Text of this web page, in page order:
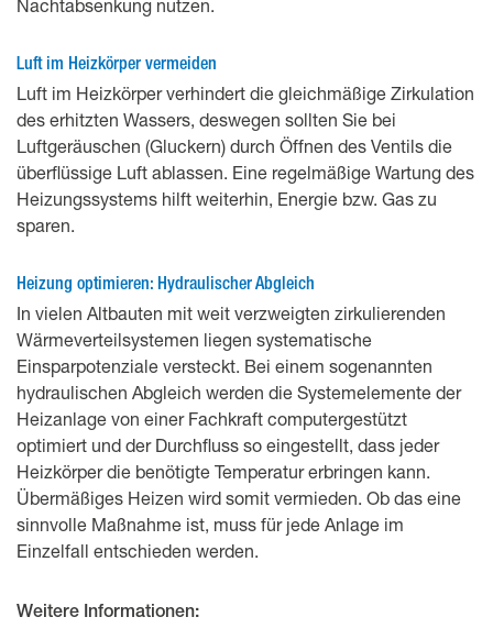
Nachtabsenkung nutzen.
Luft im Heizkörper vermeiden
Luft im Heizkörper verhindert die gleichmäßige Zirkulation
des erhitzten Wassers, deswegen sollten Sie bei
Luftgeräuschen (Gluckern) durch Öffnen des Ventils die
überflüssige Luft ablassen. Eine regelmäßige Wartung des
Heizungssystems hilft weiterhin, Energie bzw. Gas zu
sparen.
Heizung optimieren: Hydraulischer Abgleich
In vielen Altbauten mit weit verzweigten zirkulierenden
Wärmeverteilsystemen liegen systematische
Einsparpotenziale versteckt. Bei einem sogenannten
hydraulischen Abgleich werden die Systemelemente der
Heizanlage von einer Fachkraft computergestützt
optimiert und der Durchfluss so eingestellt, dass jeder
Heizkörper die benötigte Temperatur erbringen kann.
Übermäßiges Heizen wird somit vermieden. Ob das eine
sinnvolle Maßnahme ist, muss für jede Anlage im
Einzelfall entschieden werden.
Weitere Informationen: